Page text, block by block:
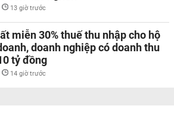
13 giờ trước
miễn 30% thuế thu nhập cho hộ
doanh nghiệp có doanh thu
tỷ đồng
14 giờ trước